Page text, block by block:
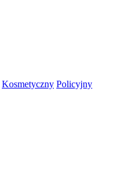
Kosmetyczny Policyjny